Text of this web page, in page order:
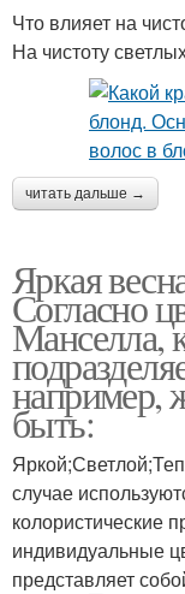
Что влияет на
На чистоту
читать дальше →
Яркая
Согласно
Манселла,
например,
быть:
случае
колористические
индивидуальные
представляет